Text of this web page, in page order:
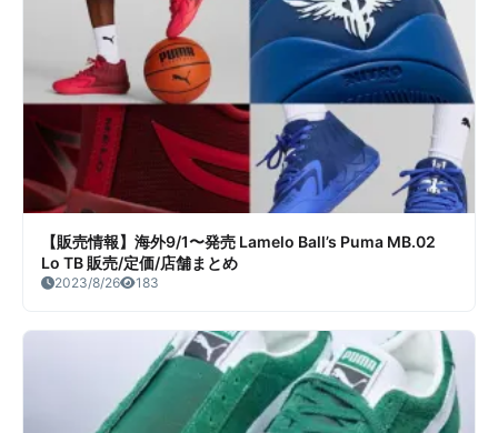
【販売情報】海外9/1〜発売 Lamelo Ball’s Puma MB.02
Lo TB 販売/定価/店舗まとめ
2023/8/26 183